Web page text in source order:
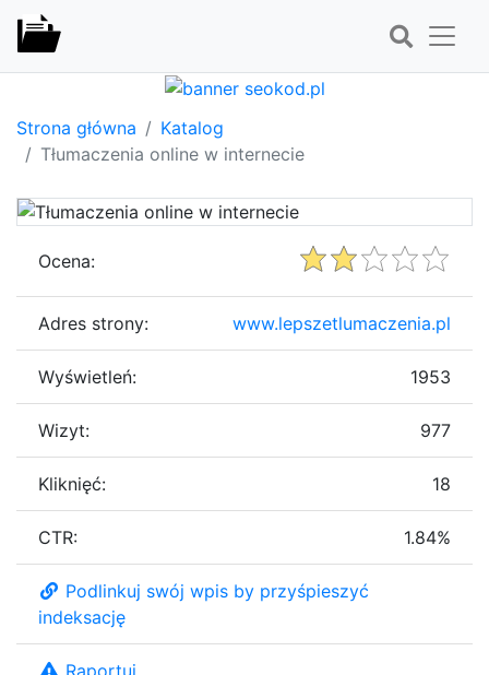
Strona główna
Katalog
Tłumaczenia online w internecie
Ocena:
Adres strony: www.lepszetlumaczenia.pl
Wyświetleń: 1953
Wizyt: 977
Kliknięć: 18
CTR: 1.84%
Podlinkuj swój wpis by przyśpieszyć
indeksację
Raportuj